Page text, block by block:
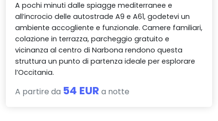
A pochi minuti dalle spiagge mediterranee e
all’incrocio delle autostrade A9 e A61, godetevi un
ambiente accogliente e funzionale. Camere familiari,
colazione in terrazza, parcheggio gratuito e
vicinanza al centro di Narbona rendono questa
struttura un punto di partenza ideale per esplorare
l’Occitania.
A partire da 54 EUR a notte